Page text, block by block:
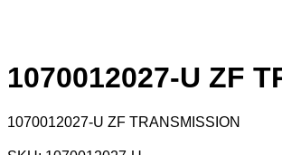
1070012027-U ZF
1070012027-U ZF TRANSMISSION